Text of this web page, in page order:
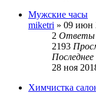
Мужские часы
miketri » 09 июн
2 Ответы
2193
28 ноя
Химчистка